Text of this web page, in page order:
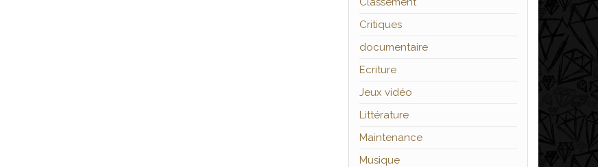
Critiques
documentaire
Ecriture
Jeux vidéo
Littérature
Maintenance
Musique